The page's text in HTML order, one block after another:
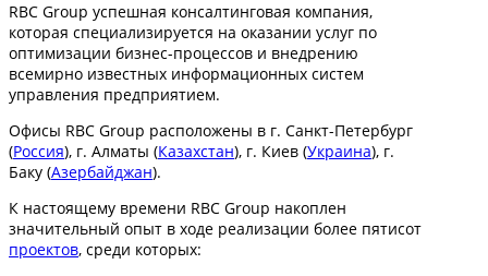
RBC Group успешная консалтинговая компания,
которая специализируется на оказании услуг по
оптимизации бизнес-процессов и внедрению
всемирно известных информационных систем
управления предприятием.
Офисы RBC Group расположены в г. Санкт-Петербург
(Россия), г. Алматы (Казахстан), г. Киев (Украина), г.
Баку (Азербайджан).
К настоящему времени RBC Group накоплен
значительный опыт в ходе реализации более пятисот
проектов, среди которых: